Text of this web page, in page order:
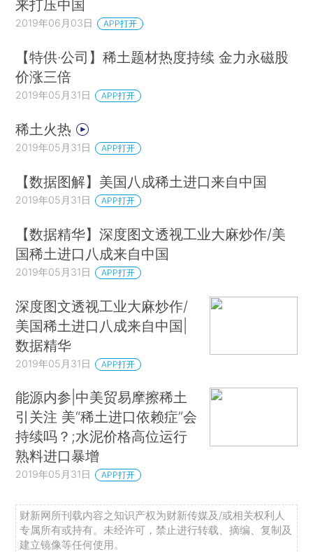
来打压中国
2019年06月03日 APP打开
【特供·公司】稀土题材热度持续 金力永磁股
价涨三倍
2019年05月31日 APP打开
稀土火热
2019年05月31日 APP打开
【数据图解】美国八成稀土进口来自中国
2019年05月31日 APP打开
【数据精华】深度图文透视工业大麻炒作/美
国稀土进口八成来自中国
2019年05月31日 APP打开
深度图文透视工业大麻炒作/
美国稀土进口八成来自中国|
数据精华
2019年05月31日 APP打开
能源内参|中美贸易摩擦稀土
引关注 美“稀土进口依赖症”会
持续吗？;水泥价格高位运行
熟料进口暴增
2019年05月31日 APP打开
财新网所刊载内容之知识产权为财新传媒及/或相关权利人
专属所有或持有。未经许可，禁止进行转载、摘编、复制及
建立镜像等任何使用。